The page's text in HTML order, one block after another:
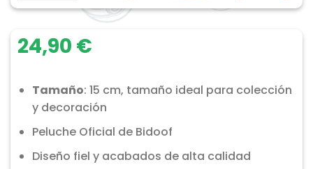
24,90 €
Tamaño: 15 cm, tamaño ideal para colección
y decoración
Peluche Oficial de Bidoof
Diseño fiel y acabados de alta calidad